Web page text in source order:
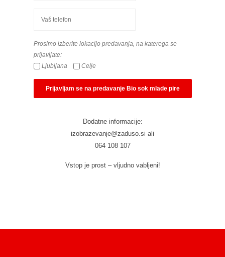
Prosimo izberite lokacijo predavanja, na katerega se
prijavljate:
Ljubljana
Celje
Dodatne informacije:
izobrazevanje@zaduso.si ali
064 108 107
Vstop je prost – vljudno vabljeni!